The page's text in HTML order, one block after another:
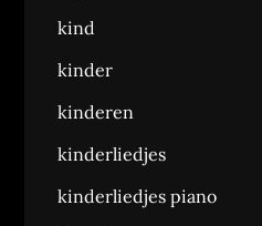
kind
kinder
kinderen
kinderliedjes
kinderliedjes piano